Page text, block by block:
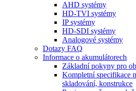
AHD systémy
HD-TVI systémy
IP systémy
HD-SDI systémy
Analogové systémy
Dotazy FAQ
Informace o akumulátorech
Základní pokyny pro
Kompletní specifikace
skladování, konstrukce